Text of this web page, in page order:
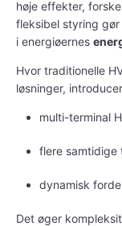
høje effekter,
fleksibel styring
i energiøernes
Hvor traditionelle
løsninger,
multi-terminal
flere samtidige
dynamisk
Det øger